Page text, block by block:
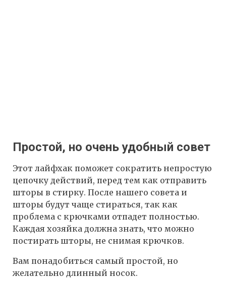
Простой, но очень удобный совет
Этот лайфхак поможет сократить непростую
цепочку действий, перед тем как отправить
шторы в стирку. После нашего совета и
шторы будут чаще стираться, так как
проблема с крючками отпадет полностью.
Каждая хозяйка должна знать, что можно
постирать шторы, не снимая крючков.
Вам понадобиться самый простой, но
желательно длинный носок.